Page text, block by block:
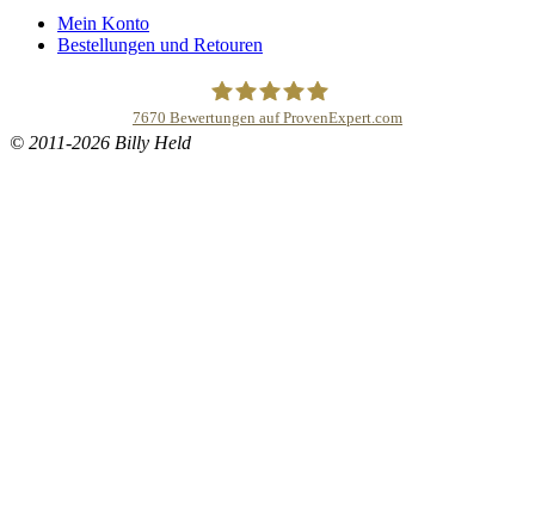
Mein Konto
Bestellungen und Retouren
7670 Bewertungen auf ProvenExpert.com
© 2011-2026 Billy Held